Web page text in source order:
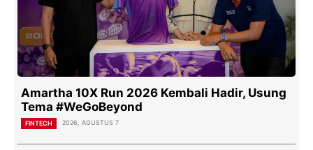
Amartha 10X Run 2026 Kembali Hadir, Usung
Tema #WeGoBeyond
FINTECH 2026, AGUSTUS 7